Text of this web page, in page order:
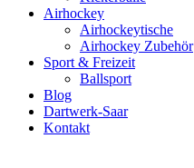
Airhockey
Airhockeytische
Airhockey Zubehör
Sport & Freizeit
Ballsport
Blog
Dartwerk-Saar
Kontakt